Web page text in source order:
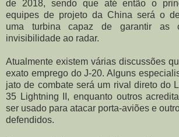
de 2018, sendo que até então o
equipes de projeto da China será o
uma turbina capaz de garantir as
invisibilidade ao radar.
Atualmente existem várias discussões
exato emprego do J-20. Alguns
jato de combate será um rival direto do
35 Lightning II, enquanto outros
ser usado para atacar porta-aviões e
defendidos.